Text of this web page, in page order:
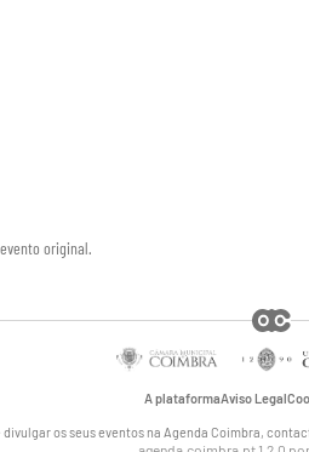
original.
A plataformaAviso Legal
divulgar os seus eventos na Agenda Coimbra,